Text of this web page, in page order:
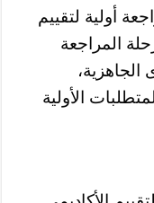
أولية لتقييم
المراجعة
الأولية